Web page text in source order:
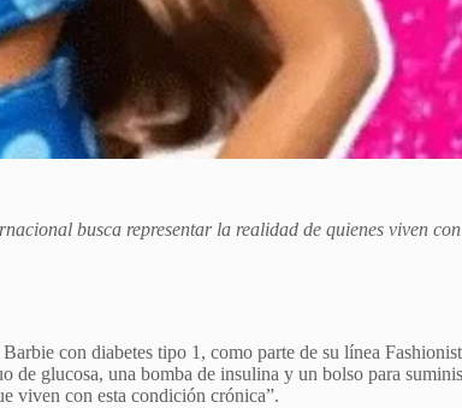
busca representar la realidad de quienes viven
con diabetes tipo 1, como parte de su línea
glucosa, una bomba de insulina y un bolso para
viven con esta condición crónica”.